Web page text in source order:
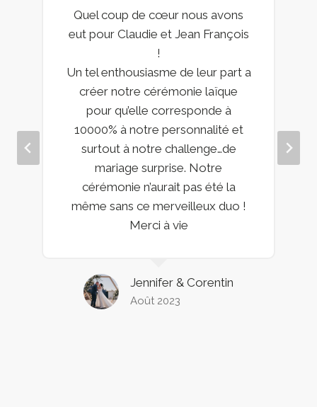
Quel coup de cœur nous avons
eut pour Claudie et Jean François
!
Un tel enthousiasme de leur part a
créer notre cérémonie laïque
pour qu’elle corresponde à
10000% à notre personnalité et
surtout à notre challenge…de
mariage surprise. Notre
cérémonie n’aurait pas été la
même sans ce merveilleux duo !
Merci à vie
Jennifer & Corentin
Août 2023